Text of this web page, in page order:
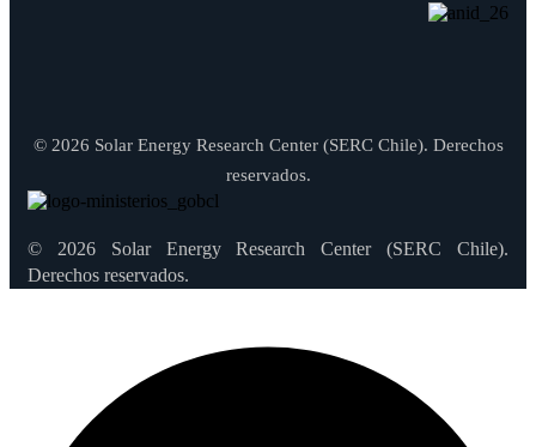
© 2026 Solar Energy Research Center (SERC Chile). Derechos
reservados.
© 2026 Solar Energy Research Center (SERC Chile).
Derechos reservados.